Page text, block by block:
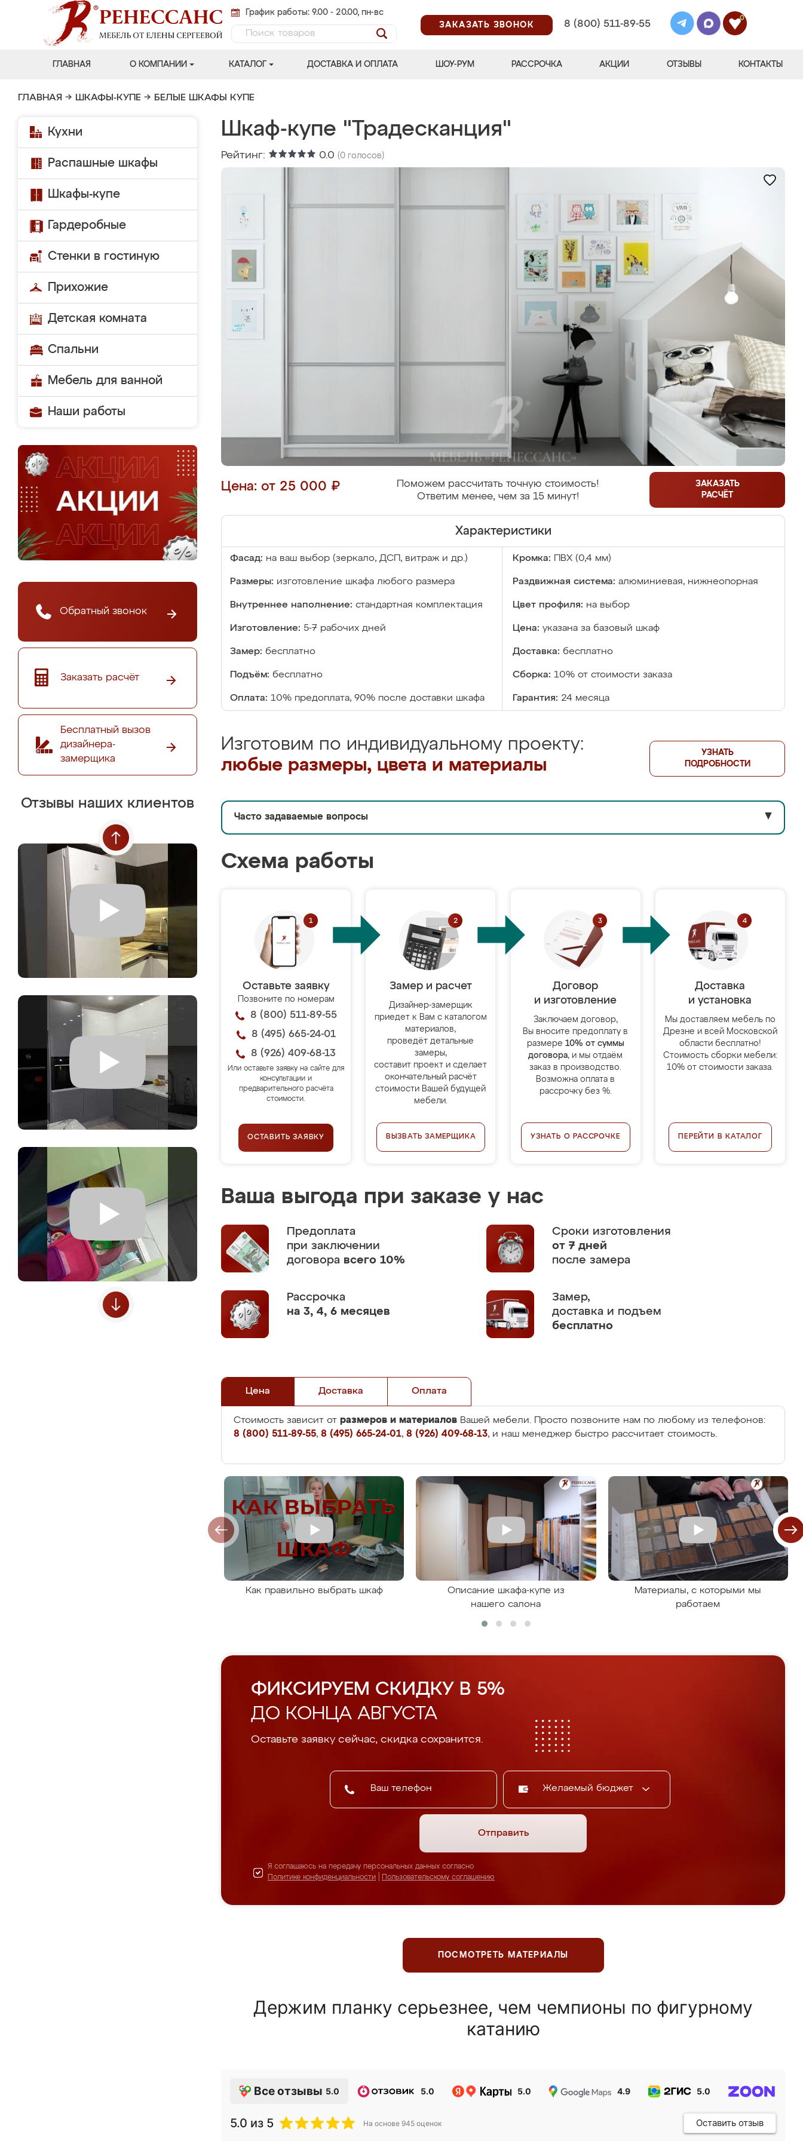
График работы: 9.00 - 20.00, пн-вс
ЗАКАЗАТЬ ЗВОНОК
8 (800) 511-89-55
0
ГЛАВНАЯ О КОМПАНИИ КАТАЛОГ ДОСТАВКА И ОПЛАТА ШОУ-РУМ РАССРОЧКА АКЦИИ ОТЗЫВЫ КОНТАКТЫ
ГЛАВНАЯ → ШКАФЫ-КУПЕ → БЕЛЫЕ ШКАФЫ КУПЕ
Кухни
Распашные шкафы
Шкафы-купе
Гардеробные
Стенки в гостиную
Прихожие
Детская комната
Спальни
Мебель для ванной
Наши работы
Обратный звонок
Заказать расчёт
Бесплатный вызов
дизайнера-
замерщика
Отзывы наших клиентов
Шкаф-купе "Традесканция"
Рейтинг: 0.0 (0 голосов)
Цена: от 25 000 ₽
Поможем рассчитать точную стоимость!
Ответим менее, чем за 15 минут!
ЗАКАЗАТЬ
РАСЧЁТ
Характеристики
Фасад: на ваш выбор (зеркало, ДСП, витраж и др.) Кромка: ПВХ (0,4 мм)
Размеры: изготовление шкафа любого размера Раздвижная система: алюминиевая, нижнеопорная
Внутреннее наполнение: стандартная комплектация Цвет профиля: на выбор
Изготовление: 5-7 рабочих дней Цена: указана за базовый шкаф
Замер: бесплатно Доставка: бесплатно
Подъём: бесплатно Сборка: 10% от стоимости заказа
Оплата: 10% предоплата, 90% после доставки шкафа Гарантия: 24 месяца
Изготовим по индивидуальному проекту:
любые размеры, цвета и материалы
УЗНАТЬ
ПОДРОБНОСТИ
Часто задаваемые вопросы ▼
Схема работы
Оставьте заявку
Позвоните по номерам
8 (800) 511-89-55
8 (495) 665-24-01
8 (926) 409-68-13
Или оставьте заявку на сайте для
консультации и
предварительного расчёта
стоимости.
ОСТАВИТЬ ЗАЯВКУ
Замер и расчет
Дизайнер-замерщик
приедет к Вам с каталогом
материалов,
проведёт детальные
замеры,
составит проект и сделает
окончательный расчёт
стоимости Вашей будущей
мебели.
ВЫЗВАТЬ ЗАМЕРЩИКА
Договор
и изготовление
Заключаем договор,
Вы вносите предоплату в
размере 10% от суммы
договора, и мы отдаём
заказ в производство.
Возможна оплата в
рассрочку без %.
УЗНАТЬ О РАССРОЧКЕ
Доставка
и установка
Мы доставляем мебель по
Дрезне и всей Московской
области бесплатно!
Стоимость сборки мебели:
10% от стоимости заказа.
ПЕРЕЙТИ В КАТАЛОГ
Ваша выгода при заказе у нас
Предоплата
при заключении
договора всего 10%
Сроки изготовления
от 7 дней
после замера
Рассрочка
на 3, 4, 6 месяцев
Замер,
доставка и подъем
бесплатно
Цена Доставка Оплата
Стоимость зависит от размеров и материалов Вашей мебели. Просто позвоните нам по любому из телефонов:
8 (800) 511-89-55, 8 (495) 665-24-01, 8 (926) 409-68-13, и наш менеджер быстро рассчитает стоимость.
Как правильно выбрать шкаф
Описание шкафа-купе из
нашего салона
Материалы, с которыми мы
работаем
ФИКСИРУЕМ СКИДКУ В 5%
ДО КОНЦА АВГУСТА
Оставьте заявку сейчас, скидка сохранится.
Желаемый бюджет
Отправить
Я соглашаюсь на передачу персональных данных согласно
Политике конфиденциальности
Пользовательскому соглашению
ПОСМОТРЕТЬ МАТЕРИАЛЫ
Держим планку серьезнее, чем чемпионы по фигурному
катанию
Все отзывы 5.0 5.0 5.0 4.9 5.0
5.0 из 5 На основе 945 оценок Оставить отзыв